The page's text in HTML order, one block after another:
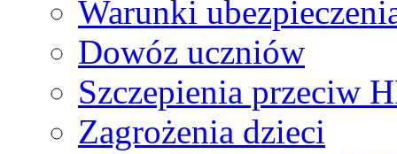
Warunki
Dowóz uczniów
Szczepienia przeciw
Zagrożenia dzieci